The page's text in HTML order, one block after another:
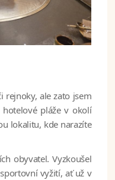
rejnoky, ale zato jsem
hotelové pláže v okolí
lokalitu, kde narazíte
obyvatel. Vyzkoušel
vyžití, ať už v